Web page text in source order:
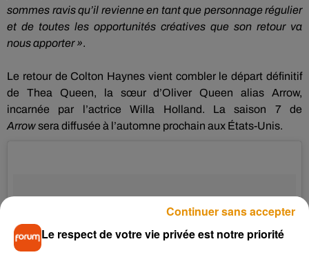
sommes ravis qu’il revienne en tant que personnage régulier
et de toutes les opportunités créatives que son retour va
nous apporter ».
Le retour de Colton Haynes vient combler le départ définitif
de
Thea Queen, la sœur d’Oliver Queen alias Arrow,
incarnée par l’actrice
Willa Holland. La saison 7
de
Arrowsera diffusée à l’automne prochain aux États-Unis.
Le respect de votre vie privée est notre priorité
Continuer sans accepter